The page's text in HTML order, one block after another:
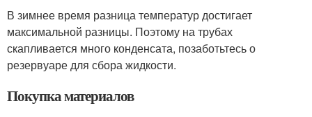
В зимнее время разница температур достигает
максимальной разницы. Поэтому на трубах
скапливается много конденсата, позаботьтесь о
резервуаре для сбора жидкости.
Покупка материалов